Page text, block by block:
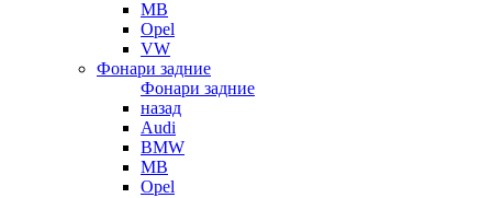
MB
Opel
VW
Фонари задние
Фонари задние
назад
Audi
BMW
MB
Opel